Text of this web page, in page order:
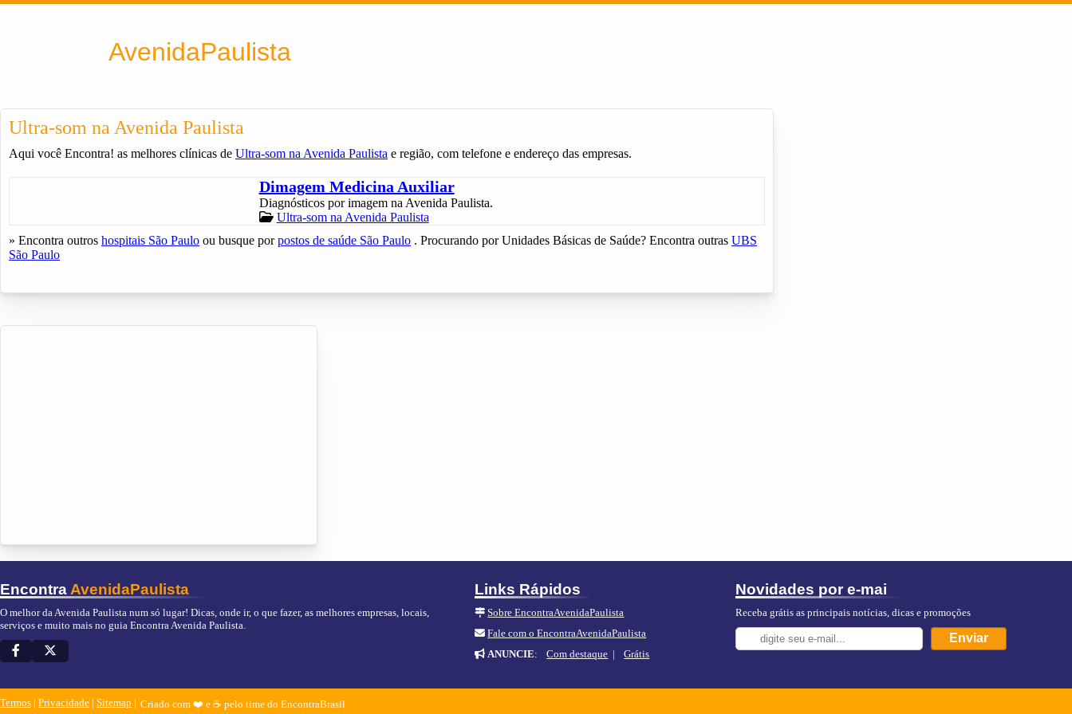
AvenidaPaulista
Ultra-som na Avenida Paulista
Aqui você Encontra! as melhores clínicas de Ultra-som na Avenida Paulista e região, com telefone e endereço das empresas.
Dimagem Medicina Auxiliar
Diagnósticos por imagem na Avenida Paulista.
Ultra-som na Avenida Paulista
» Encontra outros hospitais São Paulo ou busque porpostos de saúde São Paulo . Procurando por Unidades Básicas de Saúde? Encontra outras UBS
São Paulo
Encontra AvenidaPaulista
O melhor da Avenida Paulista num só lugar! Dicas, onde ir, o que fazer, as melhores empresas, locais,
serviços e muito mais no guia Encontra Avenida Paulista.
Links Rápidos
Sobre EncontraAvenidaPaulista
Fale com o EncontraAvenidaPaulista
ANUNCIE: Com destaque | Grátis
Novidades por e-mai
Receba grátis as principais notícias, dicas e promoções
Termos | Privacidade | Sitemap Criado com ❤️ e ☕ pelo time do EncontraBrasil